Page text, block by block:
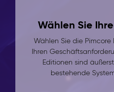
Wählen Sie
Wählen Sie die
Ihren
Editionen sind
bestehende